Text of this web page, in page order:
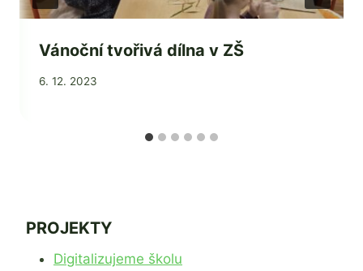
Vánoční tvořivá dílna v ZŠ
Od
6. 12. 2023
PROJEKTY
Digitalizujeme školu